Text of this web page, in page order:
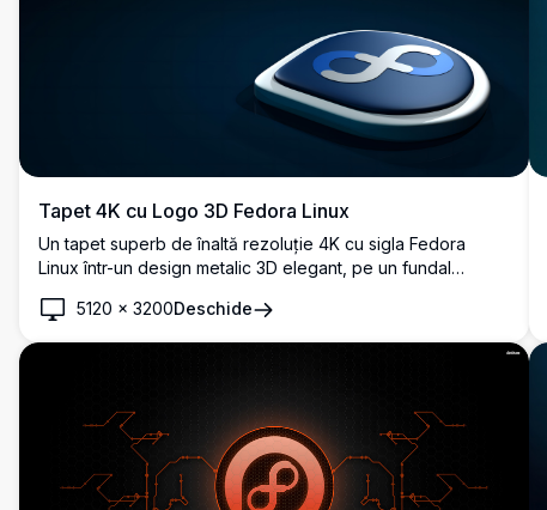
Tapet 4K cu Logo 3D Fedora Linux
Un tapet superb de înaltă rezoluție 4K cu sigla Fedora
Linux într-un design metalic 3D elegant, pe un fundal
și pasionații de Linux.
5120 × 3200Deschide